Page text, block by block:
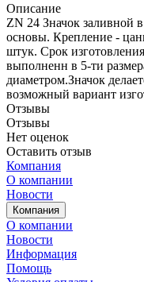
Описание
ZN 24 Значок заливной
основы. Крепление -
штук. Срок
выполненн в 5-ти
диаметром.Значок
возможный вариант
Отзывы
Отзывы
Нет оценок
Оставить отзыв
Компания
О компании
Новости
Компания
О компании
Новости
Информация
Помощь